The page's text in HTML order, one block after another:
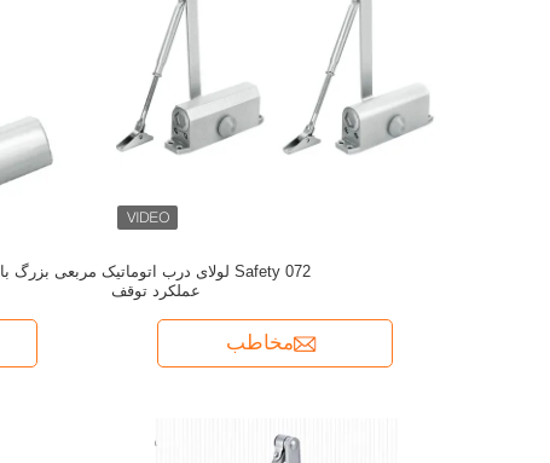
Safety 072 لولای درب اتوماتیک مربعی بزرگ با
عملکرد توقف
مخاطب